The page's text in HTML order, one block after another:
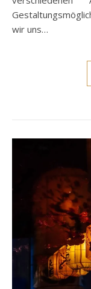
wir uns…